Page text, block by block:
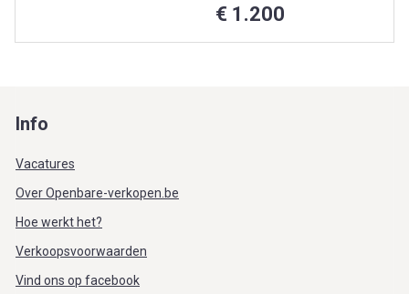
€ 1.200
Info
Vacatures
Over Openbare-verkopen.be
Hoe werkt het?
Verkoopsvoorwaarden
Vind ons op facebook